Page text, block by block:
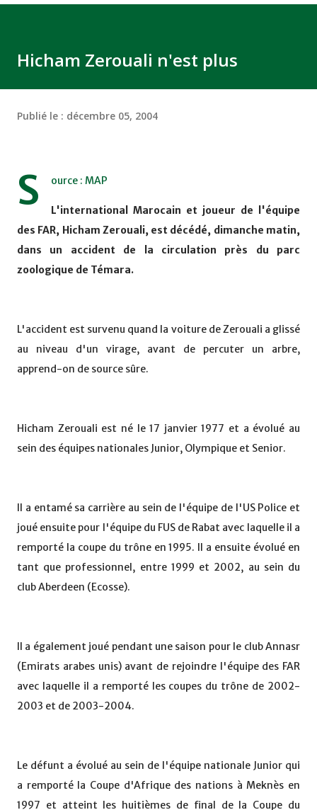
Hicham Zerouali n'est plus
Publié le : décembre 05, 2004
S ource : MAP
L'international Marocain et joueur de l'équipe
des FAR, Hicham Zerouali, est décédé, dimanche matin,
dans un accident de la circulation près du parc
zoologique de Témara.
L'accident est survenu quand la voiture de Zerouali a glissé
au niveau d'un virage, avant de percuter un arbre,
apprend-on de source sûre.
Hicham Zerouali est né le 17 janvier 1977 et a évolué au
sein des équipes nationales Junior, Olympique et Senior.
Il a entamé sa carrière au sein de l'équipe de l'US Police et
joué ensuite pour l'équipe du FUS de Rabat avec laquelle il a
remporté la coupe du trône en 1995. Il a ensuite évolué en
tant que professionnel, entre 1999 et 2002, au sein du
club Aberdeen (Ecosse).
Il a également joué pendant une saison pour le club Annasr
(Emirats arabes unis) avant de rejoindre l'équipe des FAR
avec laquelle il a remporté les coupes du trône de 2002-
2003 et de 2003-2004.
Le défunt a évolué au sein de l'équipe nationale Junior qui
a remporté la Coupe d'Afrique des nations à Meknès en
1997 et atteint les huitièmes de final de la Coupe du